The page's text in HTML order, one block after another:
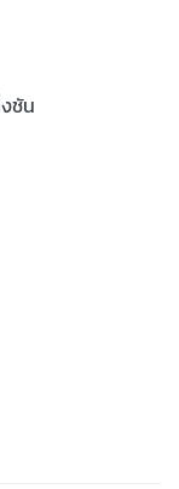
ชัน